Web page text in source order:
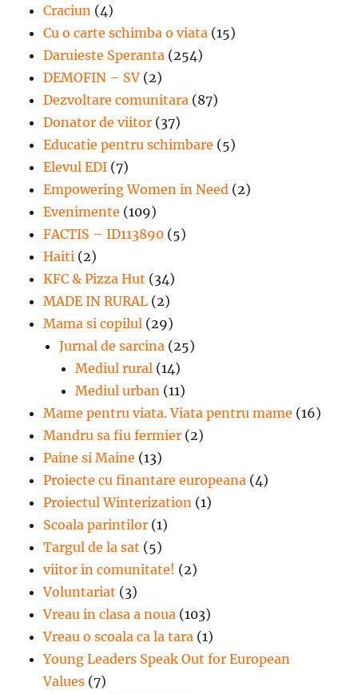
Craciun (4)
Cu o carte schimba o viata (15)
Daruieste Speranta (254)
DEMOFIN – SV (2)
Dezvoltare comunitara (87)
Donator de viitor (37)
Educatie pentru schimbare (5)
Elevul EDI (7)
Empowering Women in Need (2)
Evenimente (109)
FACTIS – ID113890 (5)
Haiti (2)
KFC & Pizza Hut (34)
MADE IN RURAL (2)
Mama si copilul (29)
Jurnal de sarcina (25)
Mediul rural (14)
Mediul urban (11)
Mame pentru viata. Viata pentru mame (16)
Mandru sa fiu fermier (2)
Paine si Maine (13)
Proiecte cu finantare europeana (4)
Proiectul Winterization (1)
Scoala parintilor (1)
Targul de la sat (5)
viitor in comunitate! (2)
Voluntariat (3)
Vreau in clasa a noua (103)
Vreau o scoala ca la tara (1)
Young Leaders Speak Out for European
Values (7)